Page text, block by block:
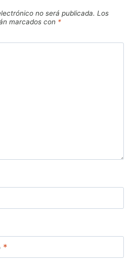
no será publicada. Los
marcados con *
*